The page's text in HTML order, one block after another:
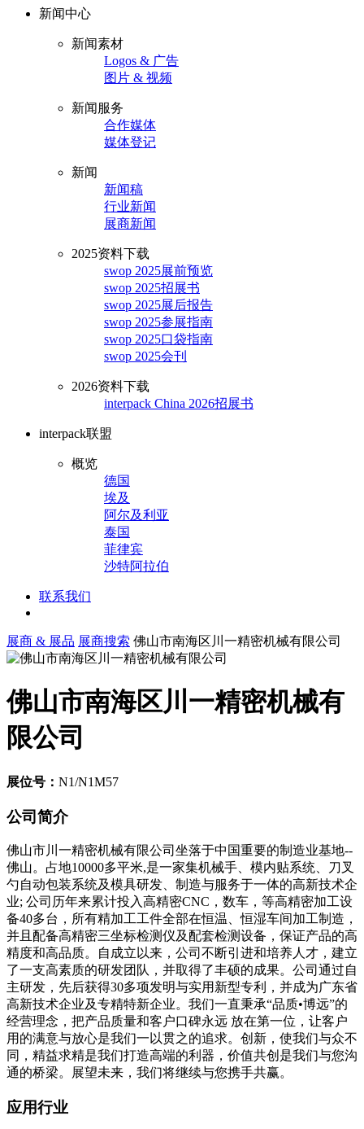
新闻中心
新闻素材
Logos & 广告
图片 & 视频
新闻服务
合作媒体
媒体登记
新闻
新闻稿
行业新闻
展商新闻
2025资料下载
swop 2025展前预览
swop 2025招展书
swop 2025展后报告
swop 2025参展指南
swop 2025口袋指南
swop 2025会刊
2026资料下载
interpack China 2026招展书
interpack联盟
概览
德国
埃及
阿尔及利亚
泰国
菲律宾
沙特阿拉伯
联系我们
展商 & 展品 展商搜索 佛山市南海区川一精密机械有限公司
佛山市南海区川一精密机械有
限公司
展位号： N1/N1M57
公司简介
佛山市川一精密机械有限公司坐落于中国重要的制造业基地--
佛山。占地10000多平米,是一家集机械手、模内贴系统、刀叉
勺自动包装系统及模具研发、制造与服务于一体的高新技术企
业; 公司历年来累计投入高精密CNC，数车，等高精密加工设
备40多台，所有精加工工件全部在恒温、恒湿车间加工制造，
并且配备高精密三坐标检测仪及配套检测设备，保证产品的高
精度和高品质。自成立以来，公司不断引进和培养人才，建立
了一支高素质的研发团队，并取得了丰硕的成果。公司通过自
主研发，先后获得30多项发明与实用新型专利，并成为广东省
高新技术企业及专精特新企业。我们一直秉承“品质•博远”的
经营理念，把产品质量和客户口碑永远 放在第一位，让客户
用的满意与放心是我们一以贯之的追求。创新，使我们与众不
同，精益求精是我们打造高端的利器，价值共创是我们与您沟
通的桥梁。展望未来，我们将继续与您携手共赢。
应用行业